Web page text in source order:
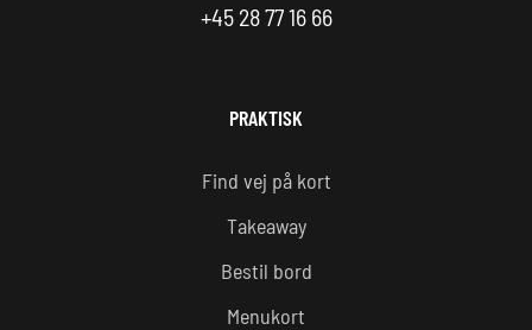
+45 28 77 16 66
PRAKTISK
Find vej på kort
Takeaway
Bestil bord
Menukort